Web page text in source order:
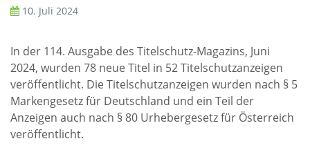
10. Juli 2024
In der 114. Ausgabe des Titelschutz-Magazins, Juni
2024, wurden 78 neue Titel in 52 Titelschutzanzeigen
veröffentlicht. Die Titelschutzanzeigen wurden nach § 5
Markengesetz für Deutschland und ein Teil der
Anzeigen auch nach § 80 Urhebergesetz für Österreich
veröffentlicht.